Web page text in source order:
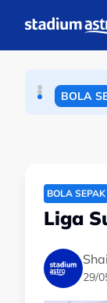
BOLA
BOLA SEPAK
Liga
29/